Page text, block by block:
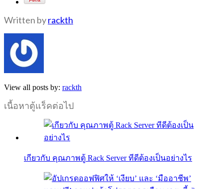
Written byrackth
View all posts by: rackth
เนื้อหาตู้แร็คต่อไป
เกียวกับ คุณภาพตู้ Rack Server ทีดีต้องเป็นอย่างไร